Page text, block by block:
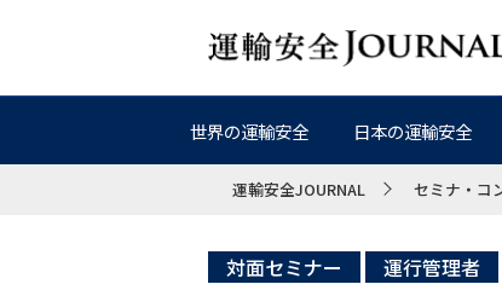
世界の運輸安全 日本の運輸安全
運輸安全JOURNAL セミナ・コ
対面セミナー 運行管理者